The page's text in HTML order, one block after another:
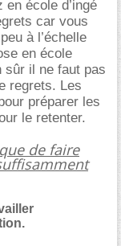
école d’ingé
car vous
à l’échelle
en école
sûr il ne faut pas
regrets. Les
préparer les
le retenter.
de faire